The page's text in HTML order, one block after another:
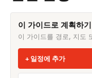
이 가이드로 계획하기
이 가이드를 경로, 지도
일정에 추가